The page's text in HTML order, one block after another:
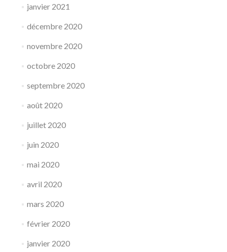
janvier 2021
décembre 2020
novembre 2020
octobre 2020
septembre 2020
août 2020
juillet 2020
juin 2020
mai 2020
avril 2020
mars 2020
février 2020
janvier 2020